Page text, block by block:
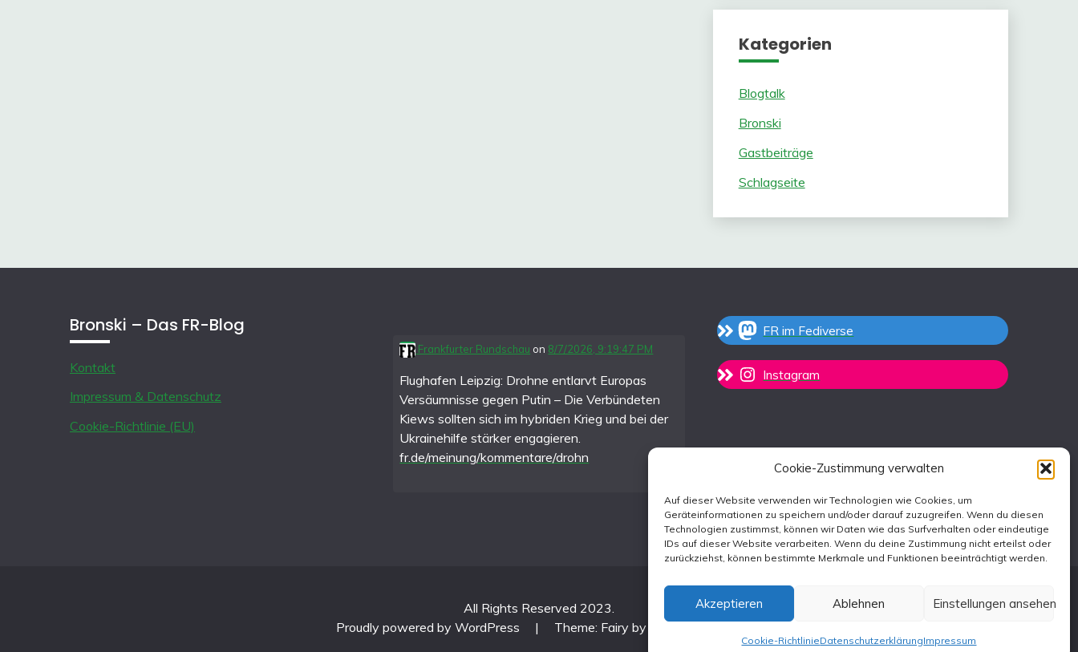
Cookie-Zustimmung verwalten
Auf dieser Website verwenden wir Technologien wie Cookies, um
Geräteinformationen zu speichern und/oder darauf zuzugreifen. Wenn du diesen
Technologien zustimmst, können wir Daten wie das Surfverhalten oder eindeutige
IDs auf dieser Website verarbeiten. Wenn du deine Zustimmung nicht erteilst oder
zurückziehst, können bestimmte Merkmale und Funktionen beeinträchtigt werden.
Akzeptieren Ablehnen Einstellungen ansehen
Cookie-RichtlinieDatenschutzerklärungImpressum
Kategorien
Blogtalk
Bronski
Gastbeiträge
Schlagseite
Bronski – Das FR-Blog
Kontakt
Impressum & Datenschutz
Cookie-Richtlinie (EU)
Frankfurter Rundschau on 8/7/2026, 9:19:47 PM
Flughafen Leipzig: Drohne entlarvt Europas
Versäumnisse gegen Putin – Die Verbündeten
Kiews sollten sich im hybriden Krieg und bei der
Ukrainehilfe stärker engagieren.
fr.de/meinung/kommentare/drohn
FR im Fediverse
Instagram
All Rights Reserved 2023.
Proudly powered by WordPress
| Theme: Fairy by Candid Themes.